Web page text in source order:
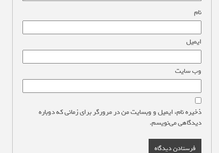
نام
ایمیل
وب‌ سایت
ذخیره نام، ایمیل و وبسایت من در مرورگر برای زمانی که دوباره
دیدگاهی می‌نویسم.